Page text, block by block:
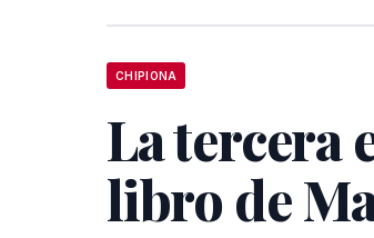
CHIPIONA
La tercera
libro de